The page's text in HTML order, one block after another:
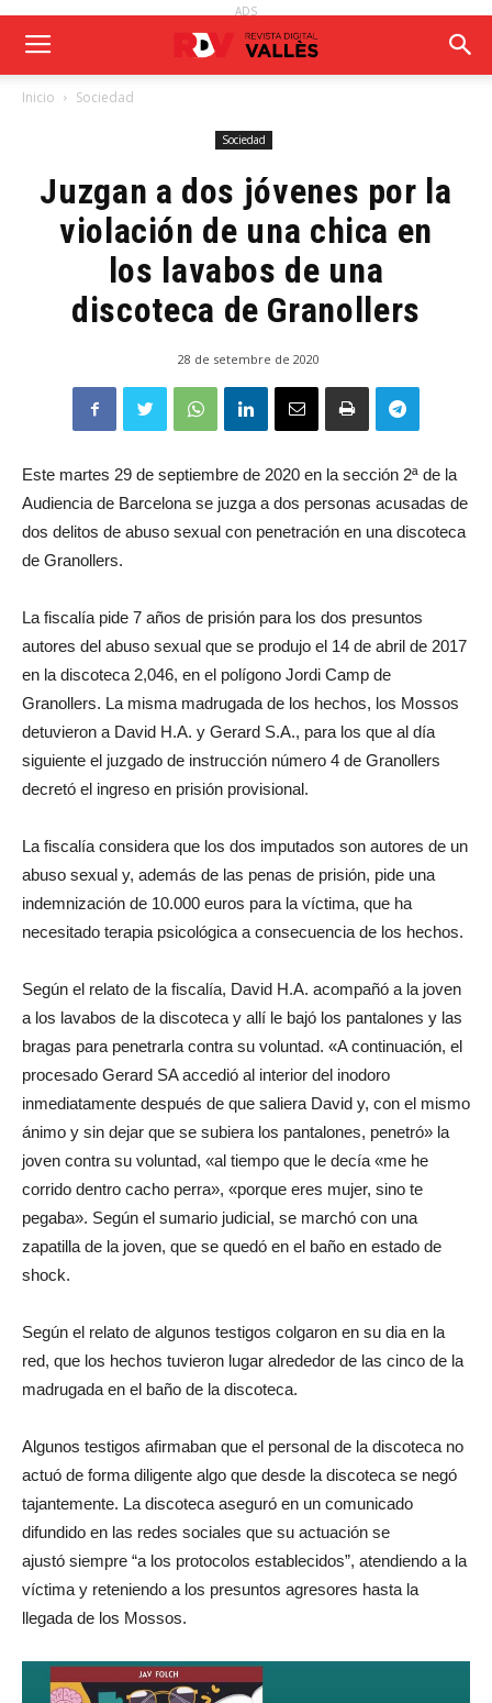
ADS
Inicio Sociedad
Sociedad
Juzgan a dos jóvenes por la
violación de una chica en
los lavabos de una
discoteca de Granollers
28 de setembre de 2020
Este martes 29 de septiembre de 2020 en la sección 2ª de la
Audiencia de Barcelona se juzga a dos personas acusadas de
dos delitos de abuso sexual con penetración en una discoteca
de Granollers.
La fiscalía pide 7 años de prisión para los dos presuntos
autores del abuso sexual que se produjo el 14 de abril de 2017
en la discoteca 2,046, en el polígono Jordi Camp de
Granollers. La misma madrugada de los hechos, los Mossos
detuvieron a David H.A. y Gerard S.A., para los que al día
siguiente el juzgado de instrucción número 4 de Granollers
decretó el ingreso en prisión provisional.
La fiscalía considera que los dos imputados son autores de un
abuso sexual y, además de las penas de prisión, pide una
indemnización de 10.000 euros para la víctima, que ha
necesitado terapia psicológica a consecuencia de los hechos.
Según el relato de la fiscalía, David H.A. acompañó a la joven
a los lavabos de la discoteca y allí le bajó los pantalones y las
bragas para penetrarla contra su voluntad. «A continuación, el
procesado Gerard SA accedió al interior del inodoro
inmediatamente después de que saliera David y, con el mismo
ánimo y sin dejar que se subiera los pantalones, penetró» la
joven contra su voluntad, «al tiempo que le decía «me he
corrido dentro cacho perra», «porque eres mujer, sino te
pegaba». Según el sumario judicial, se marchó con una
zapatilla de la joven, que se quedó en el baño en estado de
shock.
Según el relato de algunos testigos colgaron en su dia en la
red, que los hechos tuvieron lugar alrededor de las cinco de la
madrugada en el baño de la discoteca.
Algunos testigos afirmaban que el personal de la discoteca no
actuó de forma diligente algo que desde la discoteca se negó
tajantemente. La discoteca aseguró en un comunicado
difundido en las redes sociales que su actuación se
ajustó siempre “a los protocolos establecidos”, atendiendo a la
víctima y reteniendo a los presuntos agresores hasta la
llegada de los Mossos.